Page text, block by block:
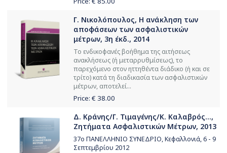
Γ. Νικολόπουλος, Η ανάκληση των
αποφάσεων των ασφαλιστικών
μέτρων, 3η έκδ., 2014
Το ενδικοφανές βοήθημα της αιτήσεως
ανακλήσεως (ή μεταρρυθμίσεως), το
παρεχόμενο στον ηττηθέντα διάδικο (ή και σε
τρίτο) κατά τη διαδικασία των ασφαλιστικών
μέτρων, αποτελεί...
Price: € 38.00
Δ. Κράνης/Γ. Τιμαγένης/Κ. Καλαβρός...,
Ζητήματα Ασφαλιστικών Μέτρων, 2013
37ο ΠΑΝΕΛΛΗΝΙΟ ΣΥΝΕΔΡΙΟ, Κεφαλλονιά, 6 - 9
Σεπτεμβρίου 2012